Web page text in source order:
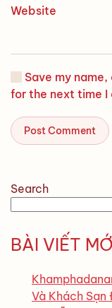
Website
Save my
for the next time I
Post Comment
Search
BÀI VIẾT
Và Khách Sạn